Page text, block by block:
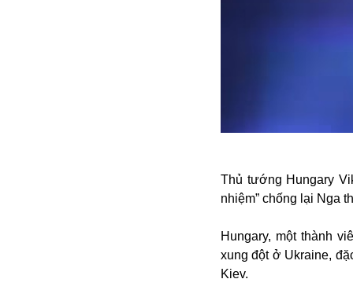
Thủ tướng Hungary
nhiệm” chống lại Nga
Hungary, một thành
xung đột ở Ukraine,
Kiev.